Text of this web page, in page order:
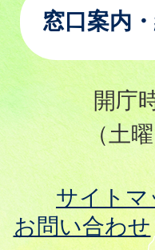
窓口案内
開庁
（土
サイトマ
お問い合わせ